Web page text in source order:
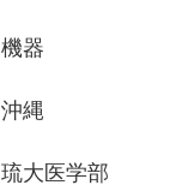
機器
沖縄
琉大医学部